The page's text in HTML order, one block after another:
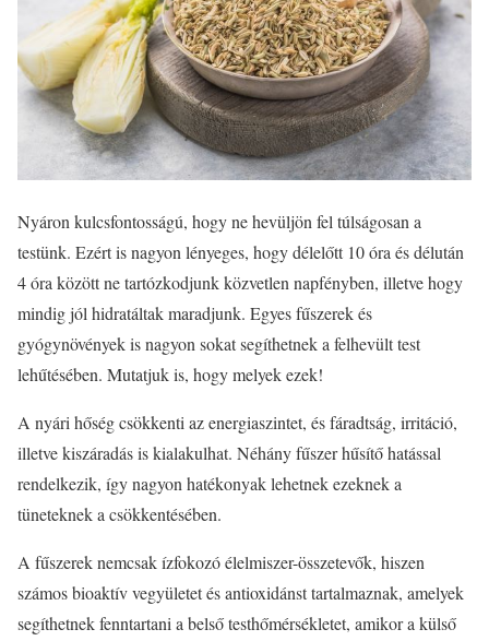
Nyáron kulcsfontosságú, hogy ne hevüljön fel túlságosan a
testünk. Ezért is nagyon lényeges, hogy délelőtt 10 óra és délután
4 óra között ne tartózkodjunk közvetlen napfényben, illetve hogy
mindig jól hidratáltak maradjunk. Egyes fűszerek és
gyógynövények is nagyon sokat segíthetnek a felhevült test
lehűtésében. Mutatjuk is, hogy melyek ezek!
A nyári hőség csökkenti az energiaszintet, és fáradtság, irritáció,
illetve kiszáradás is kialakulhat. Néhány fűszer hűsítő hatással
rendelkezik, így nagyon hatékonyak lehetnek ezeknek a
tüneteknek a csökkentésében.
A fűszerek nemcsak ízfokozó élelmiszer-összetevők, hiszen
számos bioaktív vegyületet és antioxidánst tartalmaznak, amelyek
segíthetnek fenntartani a belső testhőmérsékletet, amikor a külső